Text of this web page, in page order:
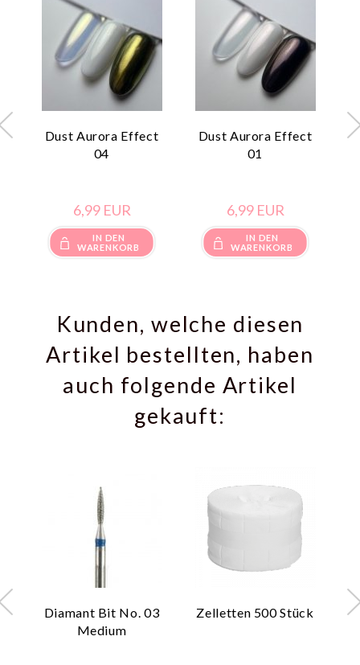
Dust Aurora Effect
04
6,99 EUR
IN DEN
WARENKORB
Dust Aurora Effect
01
6,99 EUR
IN DEN
WARENKORB
Kunden, welche diesen
Artikel bestellten, haben
auch folgende Artikel
gekauft:
Diamant Bit No. 03
Medium
Zelletten 500 Stück